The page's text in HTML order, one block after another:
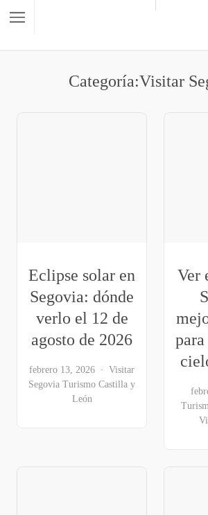
Categoría:Visitar
Eclipse solar en
Segovia: dónde
verlo el 12 de
agosto de 2026
febrero 13, 2026
Visitar
Segovia Turismo Castilla y
León
Ver